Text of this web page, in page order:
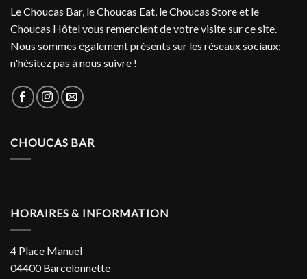
Le Choucas Bar, le Choucas Eat, le Choucas Store et le
Choucas Hôtel vous remercient de votre visite sur ce site.
Nous sommes également présents sur les réseaux sociaux;
n'hésitez pas à nous suivre !
CHOUCAS BAR
HORAIRES & INFORMATION
4 Place Manuel
04400 Barcelonnette